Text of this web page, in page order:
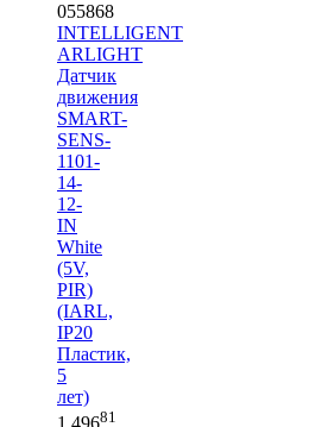
055868
INTELLIGENT
ARLIGHT
Датчик
движения
SMART-
SENS-
1101-
14-
12-
IN
White
(5V,
PIR)
(IARL,
IP20
Пластик,
5
лет)
81